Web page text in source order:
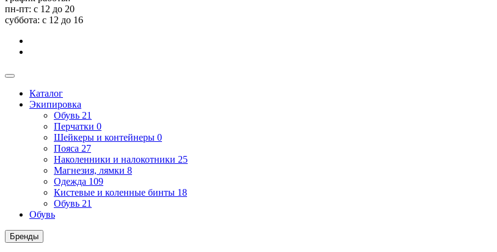
пн-пт: с 12 до 20
суббота: c 12 до 16
Каталог
Экипировка
Обувь 21
Перчатки 0
Шейкеры и контейнеры 0
Пояса 27
Наколенники и налокотники 25
Магнезия, лямки 8
Одежда 109
Кистевые и коленные бинты 18
Обувь 21
Обувь
Бренды